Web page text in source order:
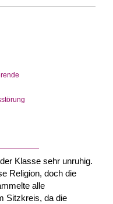
Klasse sehr unruhig.
Religion, doch die
alle
Sitzkreis, da die